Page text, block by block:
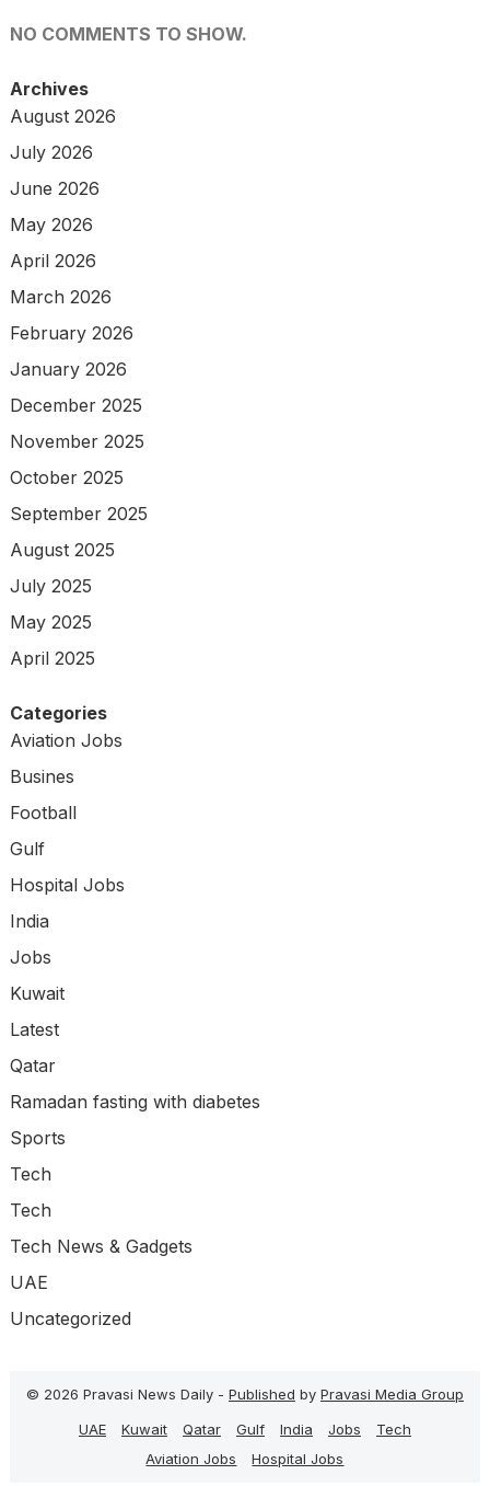
NO COMMENTS TO SHOW.
Archives
August 2026
July 2026
June 2026
May 2026
April 2026
March 2026
February 2026
January 2026
December 2025
November 2025
October 2025
September 2025
August 2025
July 2025
May 2025
April 2025
Categories
Aviation Jobs
Busines
Football
Gulf
Hospital Jobs
India
Jobs
Kuwait
Latest
Qatar
Ramadan fasting with diabetes
Sports
Tech
Tech
Tech News & Gadgets
UAE
Uncategorized
© 2026 Pravasi News Daily - Published by Pravasi Media Group
UAE
Kuwait Qatar Gulf India Jobs
Tech
Aviation Jobs
Hospital Jobs